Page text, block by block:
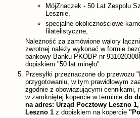
MójZnaczek - 50 Lat Zespołu
Lesznie,
specjalne okolicznościowe
filatelistyczne,
Należność za zamówione walory
zwrotnej należy wykonać w formie
bankowy Banku PKOBP nr
dopiskiem "50 lat minęło".
Przesyłki przeznaczone do przewozu
przygotowaniu, w tym prawidłowym
zgodnie z obowiązującymi cennikami,
w zamkniętej kopercie w terminie do
na adres: Urząd Pocztowy Leszno
Leszno 1 z dopiskiem na kopercie